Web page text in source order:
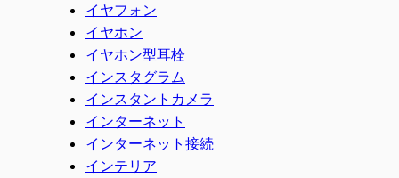
イヤフォン
イヤホン
イヤホン型耳栓
インスタグラム
インスタントカメラ
インターネット
インターネット接続
インテリア